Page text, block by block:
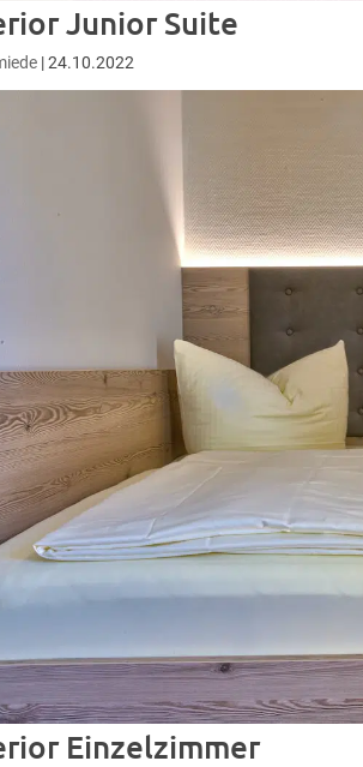
Junior Suite
|24.10.2022
Einzelzimmer